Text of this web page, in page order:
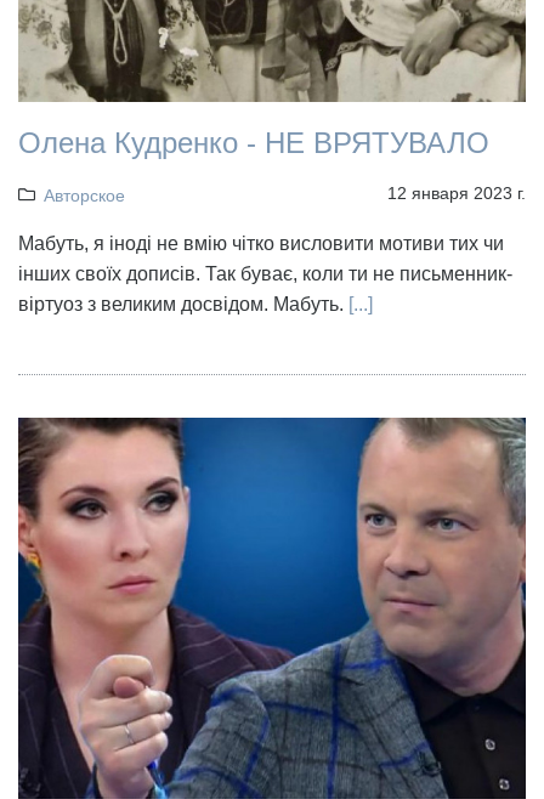
Олена Кудренко - НЕ ВРЯТУВАЛО
Авторское 12 января 2023 г.
Мабуть, я іноді не вмію чітко висловити мотиви тих чи
інших своїх дописів. Так буває, коли ти не письменник-
віртуоз з великим досвідом. Мабуть. [...]